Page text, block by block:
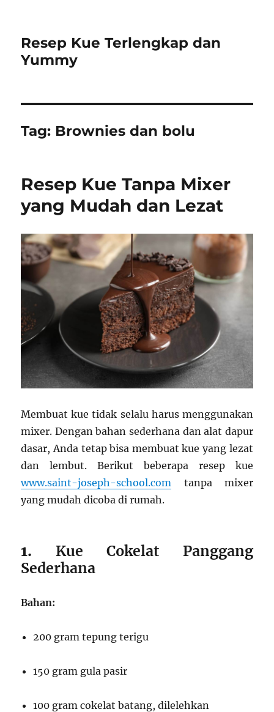
Resep Kue Terlengkap dan
Yummy
Tag: Brownies dan bolu
Resep Kue Tanpa Mixer
yang Mudah dan Lezat
Membuat kue tidak selalu harus menggunakan
mixer. Dengan bahan sederhana dan alat dapur
dasar, Anda tetap bisa membuat kue yang lezat
dan lembut. Berikut beberapa resep kue
www.saint-joseph-school.com tanpa mixer
yang mudah dicoba di rumah.
1. Kue Cokelat Panggang
Sederhana
Bahan:
200 gram tepung terigu
150 gram gula pasir
100 gram cokelat batang, dilelehkan